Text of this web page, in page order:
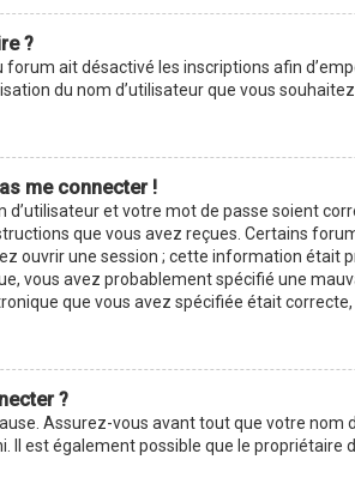
?
forum ait désactivé les inscriptions afin
du nom d’utilisateur que vous
me connecter !
et votre mot de passe soient
que vous avez reçues. Certains
ouvrir une session ; cette information était
vous avez probablement spécifié une
que vous avez spécifiée était
?
Assurez-vous avant tout que votre
Il est également possible que le